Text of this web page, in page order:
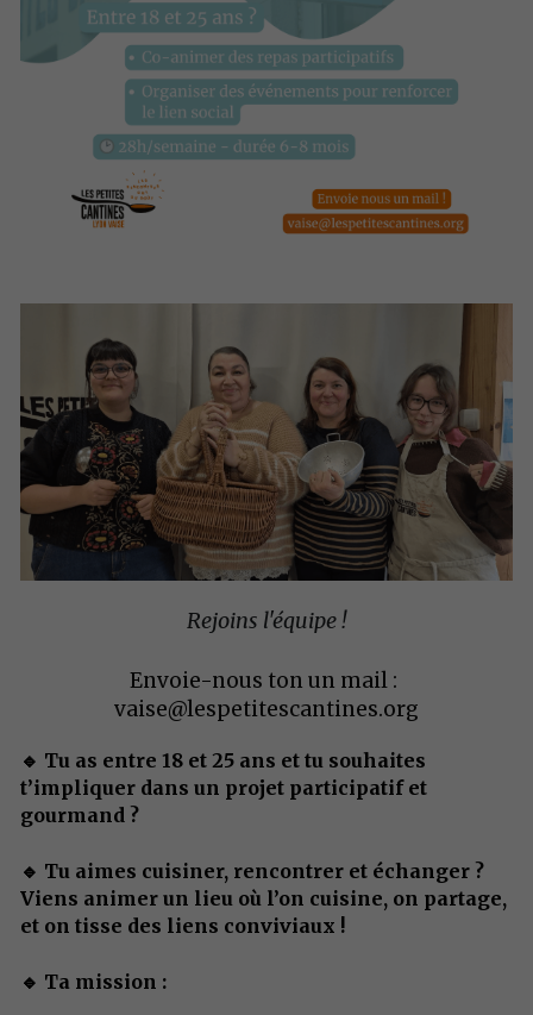
Nos fournisseurs
Don
Nous suivre
Rejoins l'équipe !
Envoie-nous ton un mail :
vaise@lespetitescantines.org
🔹 Tu as entre 18 et 25 ans et tu souhaites
t’impliquer dans un projet participatif et
gourmand ?
🔹 Tu aimes cuisiner, rencontrer et échanger ?
Viens animer un lieu où l’on cuisine, on partage,
et on tisse des liens conviviaux !
🔹 Ta mission :